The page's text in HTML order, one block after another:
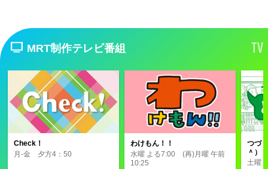
MRT制作テレビ番組 TV
Check！
月-金 夕方4：50
わけもん！！
水曜 よる7:00 (再)月曜 午前
10:25
つづ
＾）
土曜